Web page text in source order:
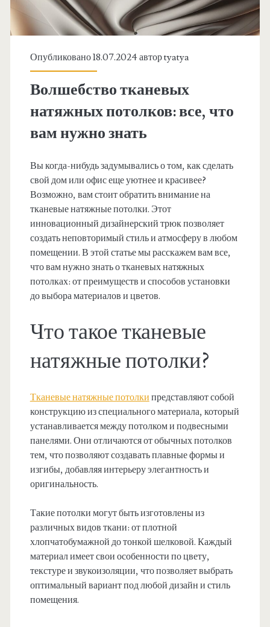
Опубликовано 18.07.2024 авторtyatya
Волшебство тканевых
натяжных потолков: все, что
вам нужно знать
Вы когда-нибудь задумывались о том, как сделать
свой дом или офис еще уютнее и красивее?
Возможно, вам стоит обратить внимание на
тканевые натяжные потолки. Этот
инновационный дизайнерский трюк позволяет
создать неповторимый стиль и атмосферу в любом
помещении. В этой статье мы расскажем вам все,
что вам нужно знать о тканевых натяжных
потолках: от преимуществ и способов установки
до выбора материалов и цветов.
Что такое тканевые
натяжные потолки?
Тканевые натяжные потолки представляют собой
конструкцию из специального материала, который
устанавливается между потолком и подвесными
панелями. Они отличаются от обычных потолков
тем, что позволяют создавать плавные формы и
изгибы, добавляя интерьеру элегантность и
оригинальность.
Такие потолки могут быть изготовлены из
различных видов ткани: от плотной
хлопчатобумажной до тонкой шелковой. Каждый
материал имеет свои особенности по цвету,
текстуре и звукоизоляции, что позволяет выбрать
оптимальный вариант под любой дизайн и стиль
помещения.